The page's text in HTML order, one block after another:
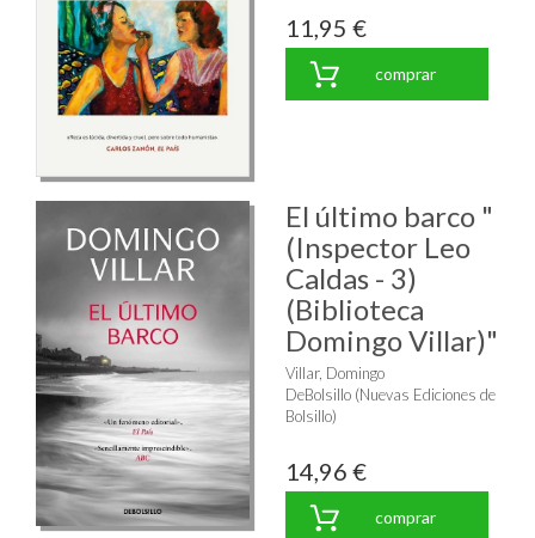
11,95 €
comprar
El último barco "
(Inspector Leo
Caldas - 3)
(Biblioteca
Domingo Villar)"
Villar, Domingo
DeBolsillo (Nuevas Ediciones de
Bolsillo)
14,96 €
comprar